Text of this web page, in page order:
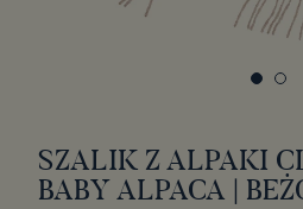
SZALIK Z ALPAKI
BABY ALPACA |